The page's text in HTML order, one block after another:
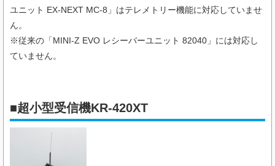
ユニット EX-NEXT MC-8」はテレメトリー機能に対応していませ
ん。
※従来の「MINI-Z EVO レシーバーユニット 82040」には対応し
ていません。
■超小型受信機KR-420XT